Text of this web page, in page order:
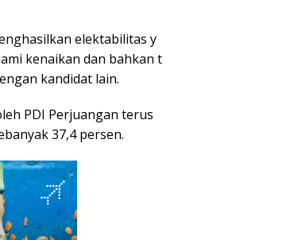
elektabilitas y
kenaikan dan bahkan t
kandidat lain.
PDI Perjuangan terus
37,4 persen.